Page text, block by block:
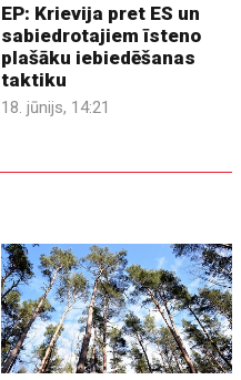
EP: Krievija pret ES un
sabiedrotajiem īsteno
plašāku iebiedēšanas
taktiku
18. jūnijs, 14:21